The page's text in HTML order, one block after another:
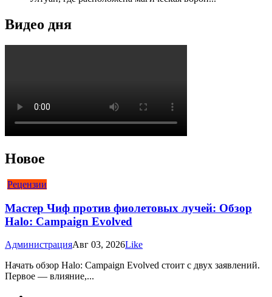
Видео дня
Новое
Рецензии
Мастер Чиф против фиолетовых лучей: Обзор
Halo: Campaign Evolved
АдминистрацияАвг 03, 2026Like
Начать обзор Halo: Campaign Evolved стоит с двух заявлений.
Первое — влияние,...